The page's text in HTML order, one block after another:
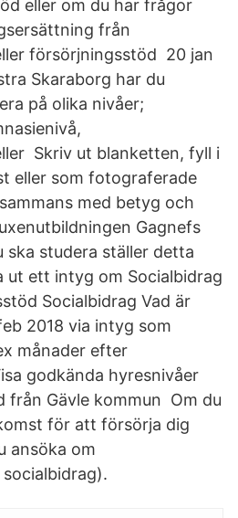
eller om du har frågor
från
försörjningsstöd 20 jan
Skaraborg har du
på olika nivåer;
Skriv ut blanketten, fyll i
eller som fotograferade
med betyg och
Gagnefs
ska studera ställer detta
ut ett intyg om Socialbidrag
Socialbidrag Vad är
2018 via intyg som
månader efter
godkända hyresnivåer
från Gävle kommun Om du
för att försörja dig
ansöka om